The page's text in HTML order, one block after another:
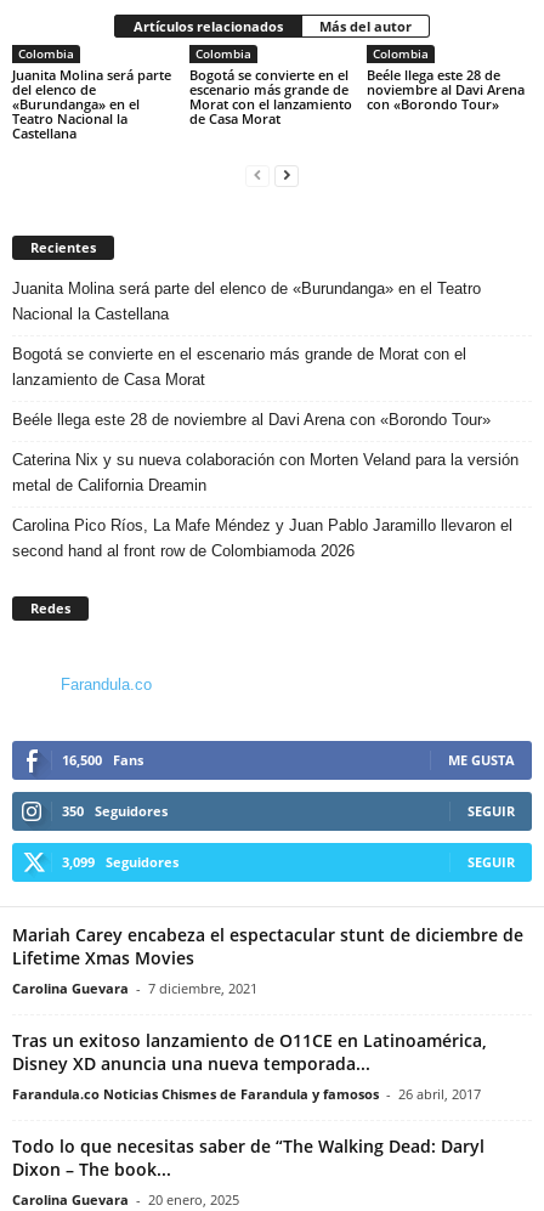
Artículos relacionados Más del autor
Colombia
Juanita Molina será parte
del elenco de
«Burundanga» en el
Teatro Nacional la
Castellana
Colombia
Bogotá se convierte en el
escenario más grande de
Morat con el lanzamiento
de Casa Morat
Colombia
Beéle llega este 28 de
noviembre al Davi Arena
con «Borondo Tour»
Recientes
Juanita Molina será parte del elenco de «Burundanga» en el Teatro
Nacional la Castellana
Bogotá se convierte en el escenario más grande de Morat con el
lanzamiento de Casa Morat
Beéle llega este 28 de noviembre al Davi Arena con «Borondo Tour»
Caterina Nix y su nueva colaboración con Morten Veland para la versión
metal de California Dreamin
Carolina Pico Ríos, La Mafe Méndez y Juan Pablo Jaramillo llevaron el
second hand al front row de Colombiamoda 2026
Redes
Farandula.co
16,500 Fans ME GUSTA
350 Seguidores SEGUIR
3,099 Seguidores SEGUIR
Mariah Carey encabeza el espectacular stunt de diciembre de
Lifetime Xmas Movies
Carolina Guevara - 7 diciembre, 2021
Tras un exitoso lanzamiento de O11CE en Latinoamérica,
Disney XD anuncia una nueva temporada...
Farandula.co Noticias Chismes de Farandula y famosos - 26 abril, 2017
Todo lo que necesitas saber de “The Walking Dead: Daryl
Dixon – The book...
Carolina Guevara - 20 enero, 2025